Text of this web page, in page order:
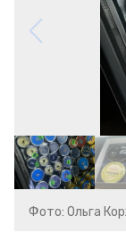
Фото: Ольга